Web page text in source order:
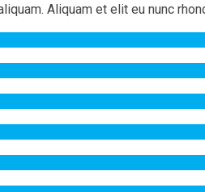
Aliquam et elit eu nunc